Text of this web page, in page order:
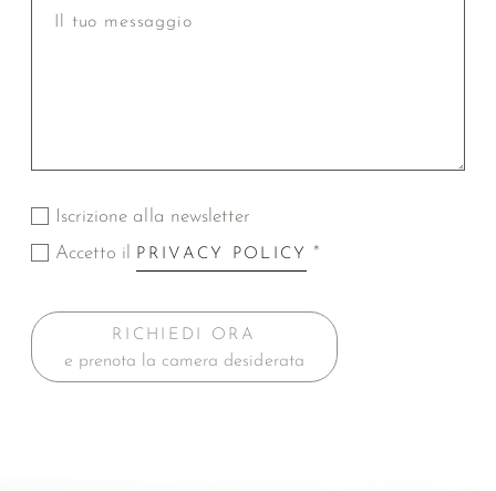
Iscrizione alla newsletter
Accetto il
PRIVACY POLICY *
RICHIEDI ORA
e prenota la camera desiderata